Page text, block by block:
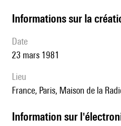
informations sur la
date
23 mars 1981
lieu
France, Paris, Maison de la
Information sur